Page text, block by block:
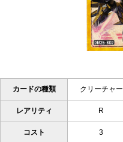
カードの種類 クリーチャー
レアリティ R
コスト 3